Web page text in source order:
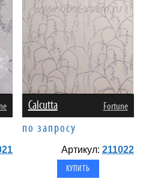
Calcutta Fortune
по запросу
Артикул: 211022